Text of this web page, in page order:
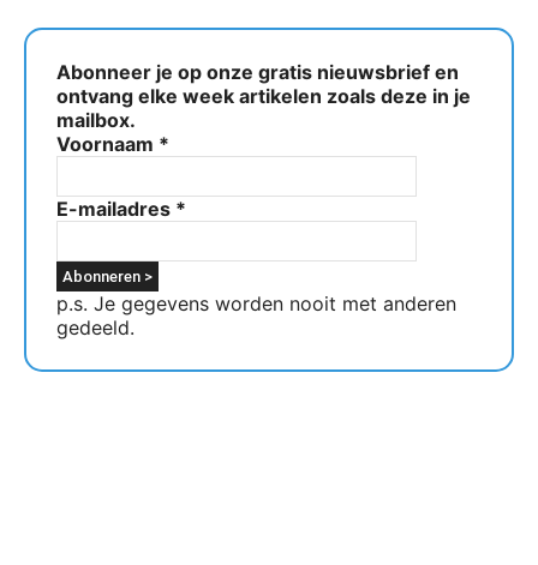
Abonneer je op onze gratis nieuwsbrief en
ontvang elke week artikelen zoals deze in je
mailbox.
Voornaam *
E-mailadres *
p.s. Je gegevens worden nooit met anderen
gedeeld.